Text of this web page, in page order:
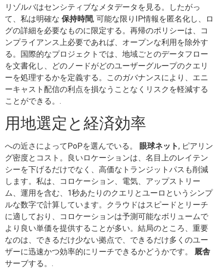
リゾルバはセンシティブなメタデータを見る。したがっ
て、私は明確な 保持時間, 可能な限りIP情報を匿名化し、ロ
グの詳細を必要なものに限定する。再帰のポリシーは、コ
ンプライアンス上必要であれば、オープンな利用を除外す
る。国際的なプロジェクトでは、地域ごとのデータフロー
を文書化し、どのノードがどのユーザーグループのクエリ
ーを処理するかを定義する。このガバナンスにより、エニ
ーキャスト配信の利点を損なうことなくリスクを軽減する
ことができる。.
用地選定と経済効率
への近さによってPoPを選んでいる。 眼球ネット, ピアリン
グ密度とコスト。良いロケーションは、名目上のレイテン
シーを下げるだけでなく、高価なトランジットパスも削減
します。私は、コロケーション、電気、アップストリー
ム、運用を含む、1秒あたりのクエリとユーロというシンプ
ルな数字で計算しています。クラウドはスピードとリーチ
に適しており、コロケーションは予測可能なボリュームで
より良い単価を提供することが多い。結局のところ、重要
なのは、できるだけ少ない拠点で、できるだけ多くのユー
ザーに迅速かつ効率的にリーチできるかどうかです。 厩舎
サーブする。.